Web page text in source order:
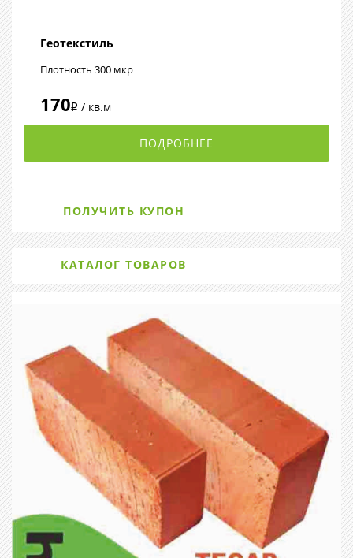
Геотекстиль
Плотность 300 мкр
170i / кв.м
ПОДРОБНЕЕ
ПОЛУЧИТЬ КУПОН
КАТАЛОГ ТОВАРОВ